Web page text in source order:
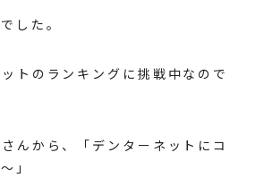
した。
トのランキングに挑戦中なので
んから、「デンターネットにコ
」